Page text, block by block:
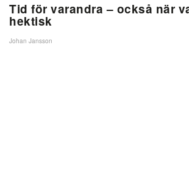
Tid för varandra – också när
hektisk
Johan Jansson